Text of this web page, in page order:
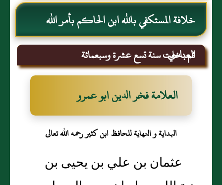
خلافة المستكفي بالله ابن الحاكم بأمر الله
العباسي
ثم دخلت سنة تسع عشرة وسبعمائة
العلامة فخر الدين ابو عمرو
البداية و النهاية للحافظ ابن كثير رحمه الله تعالى
عثمان بن علي بن يحيى بن